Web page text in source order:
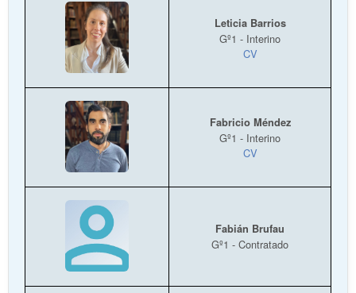
Leticia Barrios
Gº1 - Interino
CV
Fabricio Méndez
Gº1 - Interino
CV
Fabián Brufau
Gº1 - Contratado